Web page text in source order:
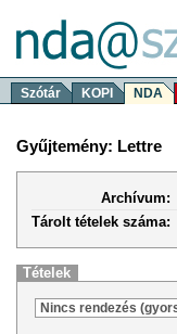
Szótár KOPI NDA
Gyűjtemény: Lettre
Archívum:
Tárolt tételek száma:
Tételek